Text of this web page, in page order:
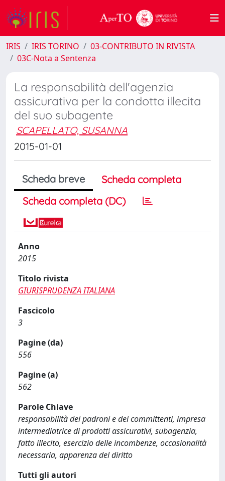
IRIS IRIS TORINO
03-CONTRIBUTO IN RIVISTA
03C-Nota a Sentenza
La responsabilità dell'agenzia
assicurativa per la condotta illecita
del suo subagente
SCAPELLATO, SUSANNA
2015-01-01
Scheda breve
Scheda completa
Scheda completa (DC)
Anno
2015
Titolo rivista
GIURISPRUDENZA ITALIANA
Fascicolo
3
Pagine (da)
556
Pagine (a)
562
Parole Chiave
responsabilità dei padroni e dei committenti, impresa
intermediatrice di prodotti assicurativi, subagenzia,
fatto illecito, esercizio delle incombenze, occasionalità
necessaria, apparenza del diritto
Tutti gli autori